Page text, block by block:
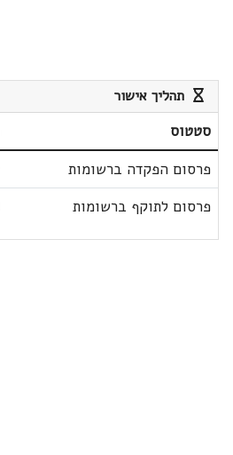
תהליך אישור
סטטוס
פרסום הפקדה ברשומות
פרסום לתוקף ברשומות